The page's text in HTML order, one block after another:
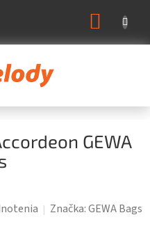
GEWA
Značka:GEWA Bags